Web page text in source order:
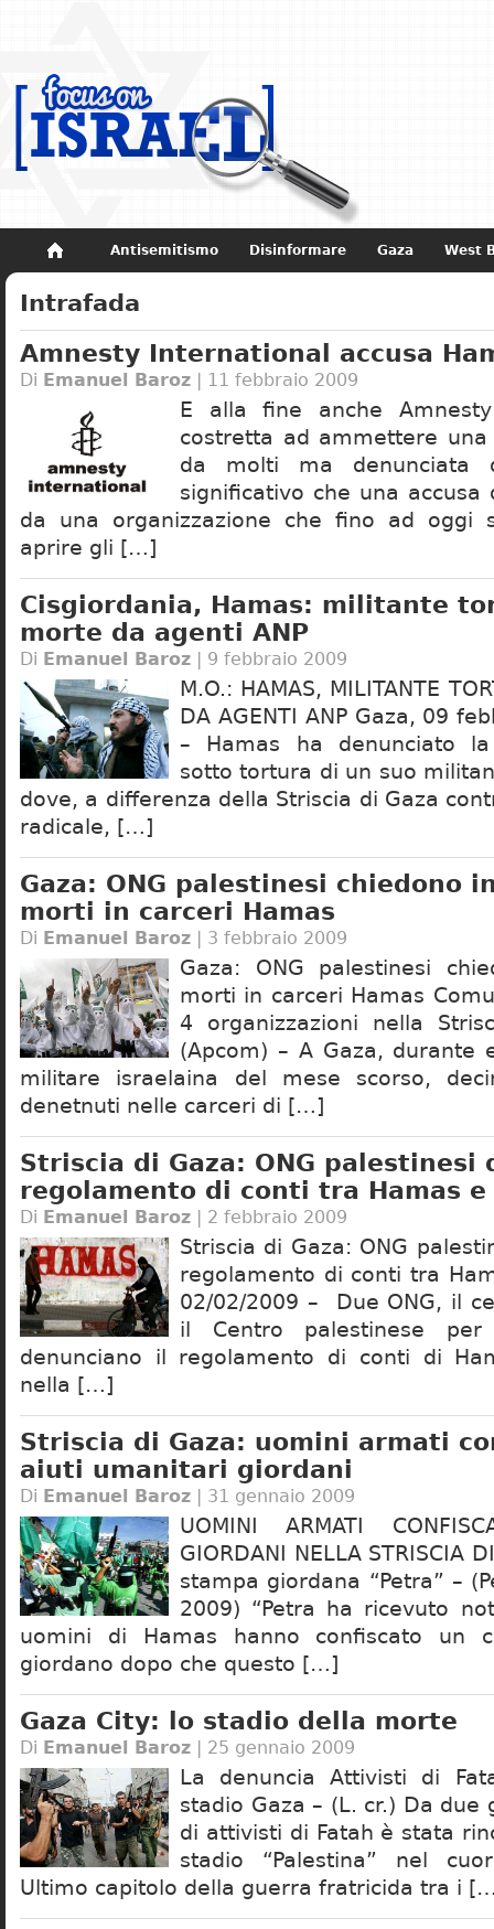
Antisemitismo Disinformare Gaza West
Non dimenticare
Intrafada
Amnesty International accusa
Di Emanuel Baroz | 11 febbraio 2009
E alla fine anche
costretta ad ammettere
da molti ma denunciata
significativo che una accusa
da una organizzazione che fino ad oggi
aprire gli […]
Cisgiordania, Hamas: militante
morte da agenti ANP
Di Emanuel Baroz | 9 febbraio 2009
M.O.: HAMAS, MILITANTE
DA AGENTI ANP Gaza, 09
– Hamas ha denunciato
sotto tortura di un suo
dove, a differenza della Striscia di Gaza
radicale, […]
Gaza: ONG palestinesi chiedono
morti in carceri Hamas
Di Emanuel Baroz | 3 febbraio 2009
Gaza: ONG palestinesi
morti in carceri Hamas
4 organizzazioni nella
(Apcom) – A Gaza, durante
militare israelaina del mese scorso,
denetnuti nelle carceri di […]
Striscia di Gaza: ONG palestinesi
regolamento di conti tra Hamas e
Di Emanuel Baroz | 2 febbraio 2009
Striscia di Gaza: ONG
regolamento di conti tra
02/02/2009 – Due ONG, il
il Centro palestinese
denunciano il regolamento di conti di
nella […]
Striscia di Gaza: uomini armati
aiuti umanitari giordani
Di Emanuel Baroz | 31 gennaio 2009
UOMINI ARMATI
GIORDANI NELLA STRISCIA
stampa giordana “Petra” –
2009) “Petra ha ricevuto
uomini di Hamas hanno confiscato un
giordano dopo che questo […]
Gaza City: lo stadio della morte
Di Emanuel Baroz | 25 gennaio 2009
La denuncia Attivisti di
stadio Gaza – (L. cr.) Da
di attivisti di Fatah è stata
stadio “Palestina” nel
Ultimo capitolo della guerra fratricida tra i